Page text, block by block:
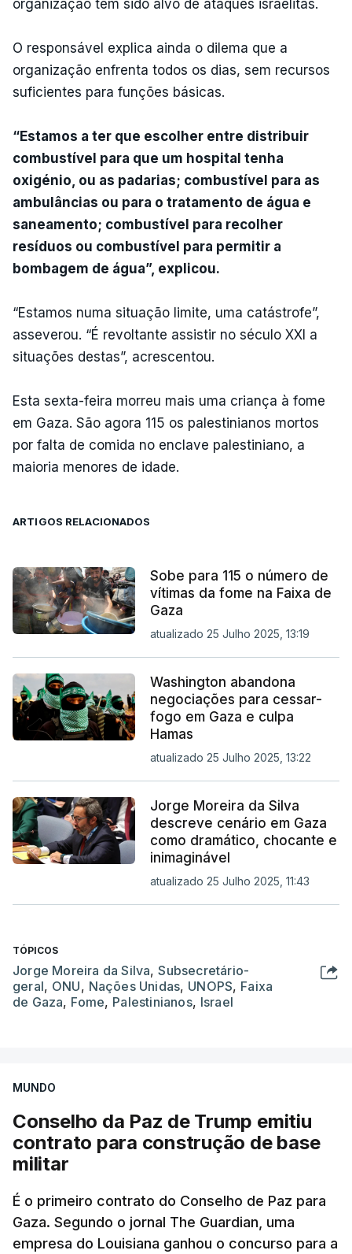
organização tem sido alvo de ataques israelitas.
O responsável explica ainda o dilema que a
organização enfrenta todos os dias, sem recursos
suficientes para funções básicas.
“Estamos a ter que escolher entre distribuir
combustível para que um hospital tenha
oxigénio, ou as padarias; combustível para as
ambulâncias ou para o tratamento de água e
saneamento; combustível para recolher
resíduos ou combustível para permitir a
bombagem de água”, explicou.
“Estamos numa situação limite, uma catástrofe”,
asseverou. “É revoltante assistir no século XXI a
situações destas”, acrescentou.
Esta sexta-feira morreu mais uma criança à fome
em Gaza. São agora 115 os palestinianos mortos
por falta de comida no enclave palestiniano, a
maioria menores de idade.
ARTIGOS RELACIONADOS
Sobe para 115 o número de
vítimas da fome na Faixa de
Gaza
atualizado 25 Julho 2025, 13:19
Washington abandona
negociações para cessar-
fogo em Gaza e culpa
Hamas
atualizado 25 Julho 2025, 13:22
Jorge Moreira da Silva
descreve cenário em Gaza
como dramático, chocante e
inimaginável
atualizado 25 Julho 2025, 11:43
TÓPICOS
Jorge Moreira da Silva,Subsecretário-
geral, ONU, Nações Unidas, UNOPS, Faixa
de Gaza, Fome, Palestinianos, Israel
MUNDO
Conselho da Paz de Trump emitiu
contrato para construção de base
militar
É o primeiro contrato do Conselho de Paz para
Gaza. Segundo o jornal The Guardian, uma
empresa do Louisiana ganhou o concurso para a